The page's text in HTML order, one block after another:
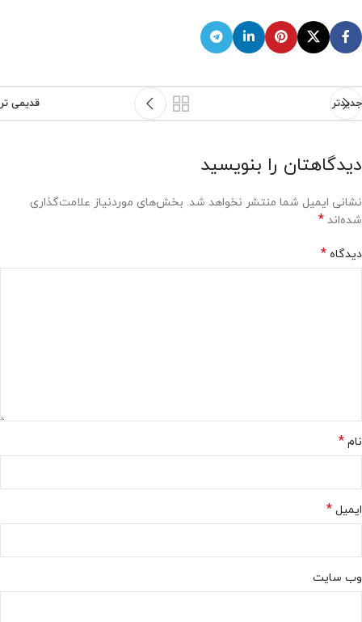
جدیدتر قدیمی تر
دیدگاهتان را بنویسید
نشانی ایمیل شما منتشر نخواهد شد. بخش‌های موردنیاز علامت‌گذاری
شده‌اند *
دیدگاه *
نام *
ایمیل *
وب‌ سایت